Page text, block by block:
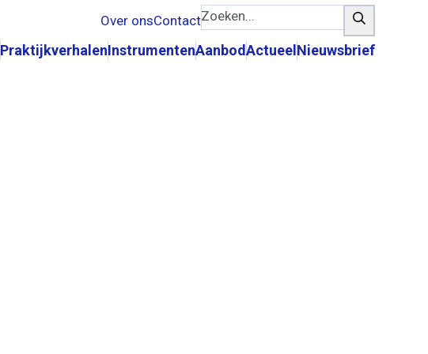
PraktijkverhalenInstrumentenAanbodActueel Nieuwsbrief
Over onsContactZoeken... Zoeken